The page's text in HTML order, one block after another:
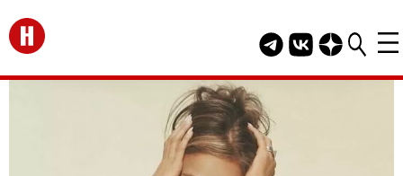
Перейти на главную
Telegram канал
Группа HELLO
Канал